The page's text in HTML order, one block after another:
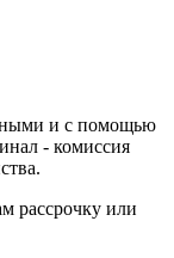
и с помощью
- комиссия
рассрочку или